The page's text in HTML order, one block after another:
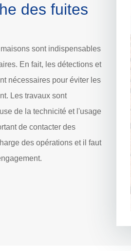
des fuites
sont indispensables
En fait, les détections et
nécessaires pour éviter les
Les travaux sont
de la technicité et l'usage
de contacter des
des opérations et il faut